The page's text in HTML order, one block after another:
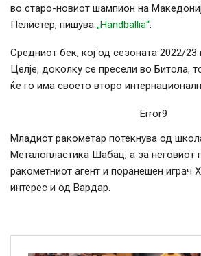
во старо-новиот шампион на
Пелистер, пишува „Handballia“.
Средниот бек, кој од сезоната 2022/23
Целје, доколку се пресели во Битола,
ќе го има своето второ
Error9
Младиот ракометар потекнува од
Металопластика Шабац, а за неговиот
ракометниот агент и поранешен играч
интерес и од Вардар.